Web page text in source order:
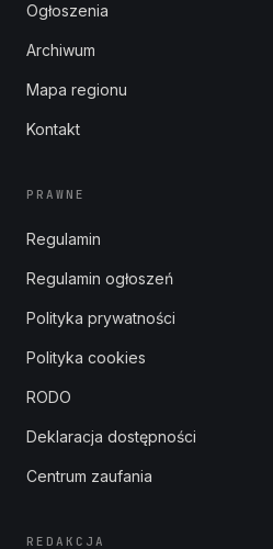
Ogłoszenia
Archiwum
Mapa regionu
Kontakt
PRAWNE
Regulamin
Regulamin ogłoszeń
Polityka prywatności
Polityka cookies
RODO
Deklaracja dostępności
Centrum zaufania
REDAKCJA